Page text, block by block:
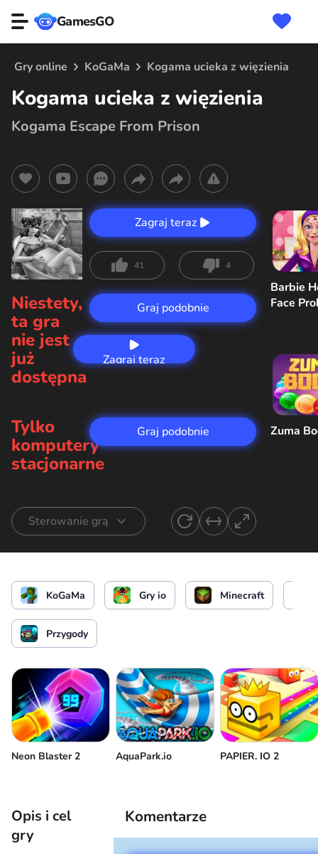
GamesGO
Gry online KoGaMa Kogama ucieka z więzienia
Kogama ucieka z więzienia
Kogama Escape From Prison
Zagraj teraz
Zagraj teraz
41 4
Niestety,
ta gra
nie jest
już
dostępna
Graj podobnie
Tylko
komputery
stacjonarne
Graj podobnie
Barbie
Face
Zuma
Sterowanie grą
Sterowanie Kogama lub
Zrób skok
Menu graczy Popraw grafikę
Zatrzymaj grę lub
KoGaMa Gry io Minecraft
Przygody
Neon Blaster 2 AquaPark.io PAPIER. IO 2
Opis i cel
gry
Komentarze